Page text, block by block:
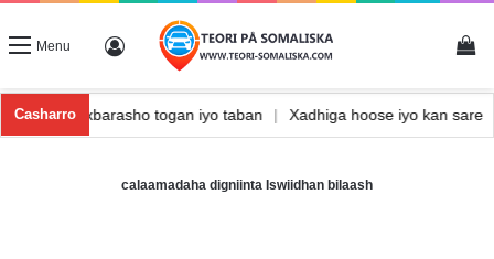
Menu Log In
Casharro
| Waxbarasho togan iyo taban | Xadhiga hoose iyo kan
calaamadaha digniinta Iswiidhan bilaash